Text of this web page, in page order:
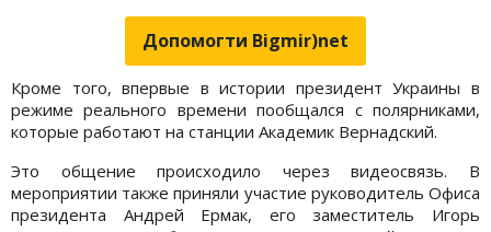
Допомогти Bigmir)net
Кроме того, впервые в истории президент Украины в
режиме реального времени пообщался с полярниками,
которые работают на станции Академик Вернадский.
Это общение происходило через видеосвязь. В
мероприятии также приняли участие руководитель Офиса
президента Андрей Ермак, его заместитель Игорь